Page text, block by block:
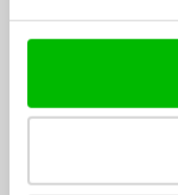
Bundle-Preis: